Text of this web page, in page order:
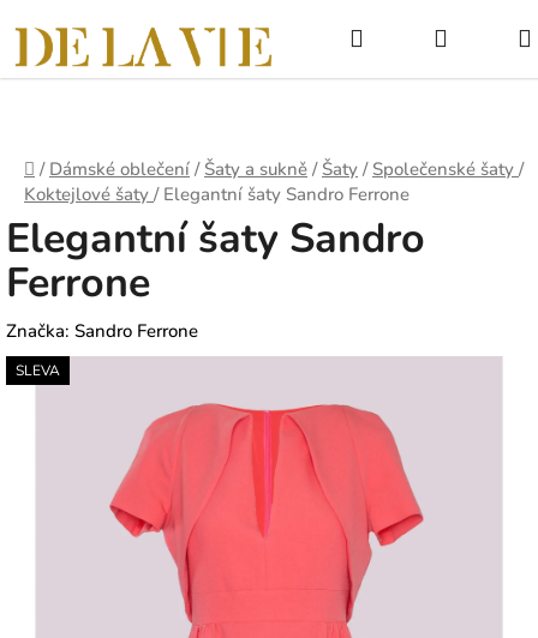
na
obsah
NÁKUPNÍ
KOŠÍK
Domů
/ Dámské oblečení / Šaty a sukně / Šaty / Společenské šaty /
Koktejlové šaty / Elegantní šaty Sandro Ferrone
Elegantní šaty Sandro
Ferrone
Značka: Sandro Ferrone
SLEVA